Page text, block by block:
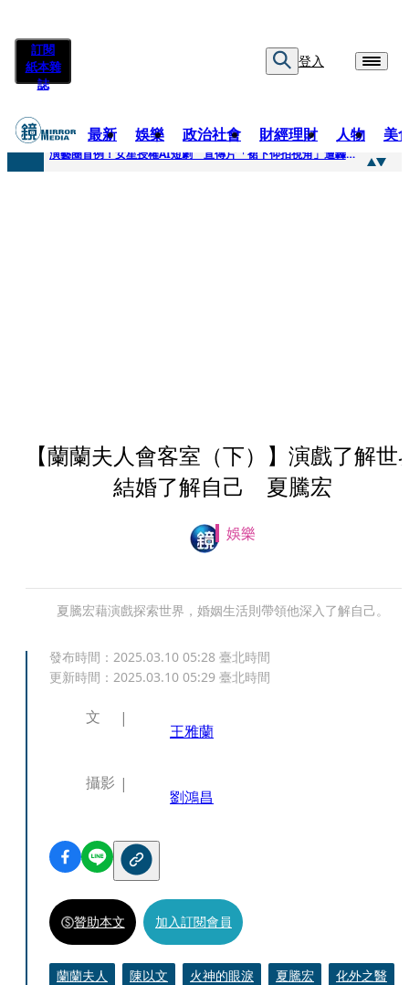
訂閱
紙本雜
誌
登入
最新 娛樂 政治社會 財經理財 人物 美
快訊
演藝圈首例！女星授權AI短劇 宣傳片「裙下仰拍視角」遭轟擦邊：自降身價
【蘭蘭夫人會客室（下）】演戲了解世
結婚了解自己 夏騰宏
娛樂
夏騰宏藉演戲探索世界，婚姻生活則帶領他深入了解自己。
發布時間： 2025.03.10 05:28 臺北時間
更新時間： 2025.03.10 05:29 臺北時間
文
王雅蘭
攝影
劉鴻昌
贊助本文 加入訂閱會員
蘭蘭夫人 陳以文 火神的眼淚 夏騰宏
化外之醫